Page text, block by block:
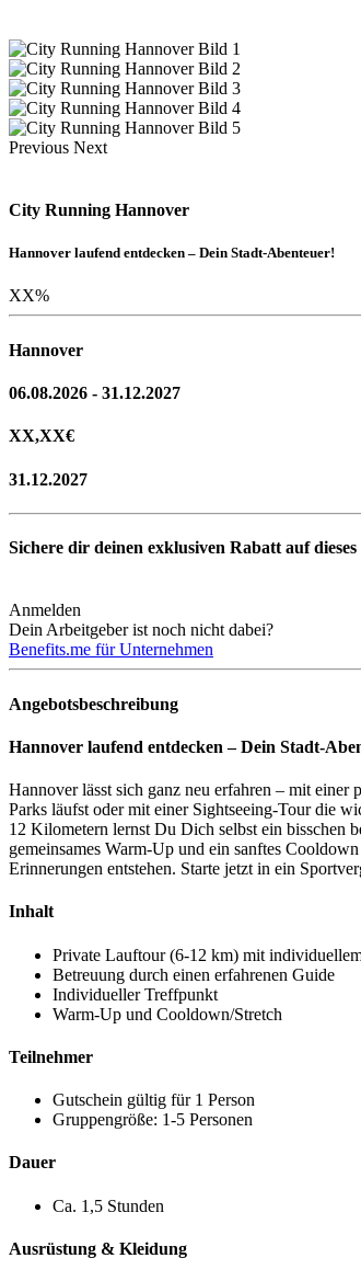
Previous Next
City Running Hannover
Hannover laufend entdecken – Dein Stadt-Abenteuer!
XX%
Hannover
06.08.2026 - 31.12.2027
XX,XX€
31.12.2027
Sichere dir deinen exklusiven Rabatt auf
Anmelden
Dein Arbeitgeber ist noch nicht dabei?
Benefits.me für Unternehmen
Angebotsbeschreibung
Hannover laufend entdecken – Dein Stadt-
Hannover lässt sich ganz neu erfahren – mit
Parks läufst oder mit einer Sightseeing-Tour die
12 Kilometern lernst Du Dich selbst ein bisschen
gemeinsames Warm-Up und ein sanftes
Erinnerungen entstehen. Starte jetzt in ein
Inhalt
Private Lauftour (6-12 km) mit
Betreuung durch einen erfahrenen Guide
Individueller Treffpunkt
Warm-Up und Cooldown/Stretch
Teilnehmer
Gutschein gültig für 1 Person
Gruppengröße: 1-5 Personen
Dauer
Ca. 1,5 Stunden
Ausrüstung & Kleidung